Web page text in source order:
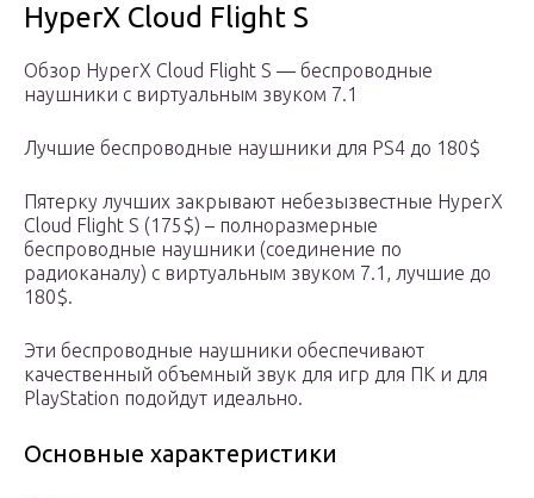
HyperX Cloud Flight S
Обзор HyperX Cloud Flight S — беспроводные
наушники с виртуальным звуком 7.1
Лучшие беспроводные наушники для PS4 до 180$
Пятерку лучших закрывают небезызвестные HyperX
Cloud Flight S (175$) – полноразмерные
беспроводные наушники (соединение по
радиоканалу) с виртуальным звуком 7.1, лучшие до
180$.
Эти беспроводные наушники обеспечивают
качественный объемный звук для игр для ПК и для
PlayStation подойдут идеально.
Основные характеристики